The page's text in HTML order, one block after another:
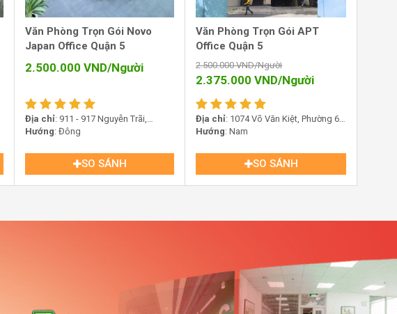
Văn Phòng Trọn Gói Novo
Japan Office Quận 5
2.500.000 VND/Người
Địa chỉ: 911 - 917 Nguyễn Trãi,
Phường 14, Quận 5, TP. Hồ Chí Minh
Hướng : Đông
SO SÁNH
Văn Phòng Trọn Gói APT
Office Quận 5
2.500.000VND/Người
2.375.000 VND/Người
Địa chỉ: 1074 Võ Văn Kiệt, Phường 6,
Quận 5, TP. Hồ Chí Minh
Hướng : Nam
SO SÁNH